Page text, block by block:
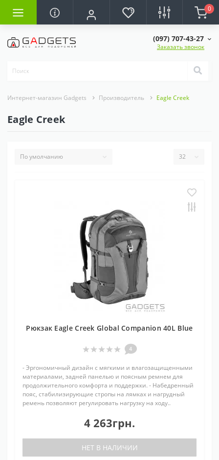
0
(097) 707-43-27
Заказать звонок
Интернет-магазин Gadgets Производитель Eagle Creek
Eagle Creek
Рюкзак Eagle Creek Global Companion 40L Blue
4
- Эргономичный дизайн с мягкими и влагозащищенными
материалами, задней панелью и поясным ремнем для
продолжительного комфорта и поддержки. - Набедренный
пояс, стабилизирующие стропы на лямках и нагрудный
ремень позволяют регулировать нагрузку на ходу..
4 263грн.
НЕТ В НАЛИЧИИ